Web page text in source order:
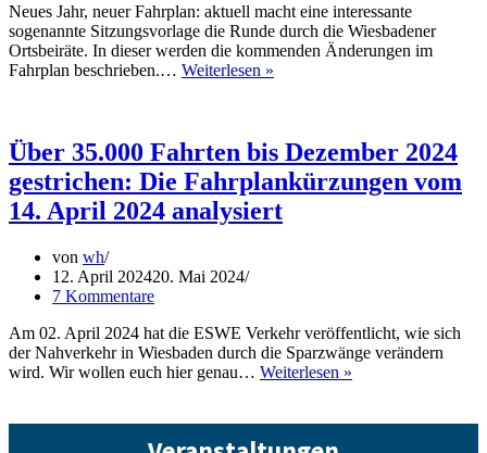
Neues Jahr, neuer Fahrplan: aktuell macht eine interessante
sogenannte Sitzungsvorlage die Runde durch die Wiesbadener
Ortsbeiräte. In dieser werden die kommenden Änderungen im
Fahrplan beschrieben.… Weiterlesen »
im
Dezember
2024
Über 35.000 Fahrten bis Dezember 2024
gestrichen: Die Fahrplankürzungen vom
14. April 2024 analysiert
von wh
12. April 202420. Mai 2024
7 Kommentare
Am 02. April 2024 hat die ESWE Verkehr veröffentlicht, wie sich
der Nahverkehr in Wiesbaden durch die Sparzwänge verändern
wird. Wir wollen euch hier genau… Weiterlesen »
bis